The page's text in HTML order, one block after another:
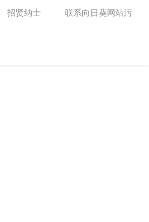
招贤纳士 联系向日葵网站污